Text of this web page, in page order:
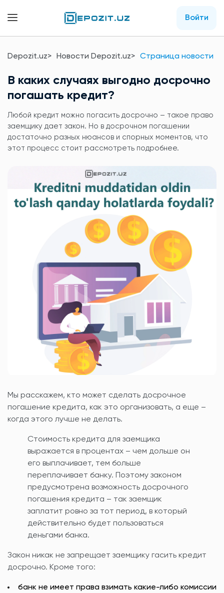
Войти
Depozit.uz Новости Depozit.uz Страница новости
В каких случаях выгодно досрочно
погашать кредит?
Любой кредит можно погасить досрочно – такое право
заемщику дает закон. Но в досрочном погашении
достаточно разных нюансов и спорных моментов, что
этот процесс стоит рассмотреть подробнее.
Мы расскажем, кто может сделать досрочное
погашение кредита, как это организовать, а еще –
когда этого лучше не делать.
Стоимость кредита для заемщика
выражается в процентах – чем дольше он
его выплачивает, тем больше
переплачивает банку. Поэтому законом
предусмотрена возможность досрочного
погашения кредита – так заемщик
заплатит ровно за тот период, в который
действительно будет пользоваться
деньгами банка.
Закон никак не запрещает заемщику гасить кредит
досрочно. Кроме того:
банк не имеет права взимать какие-либо комиссии